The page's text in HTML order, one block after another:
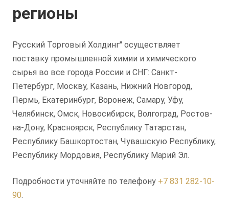
регионы
Русский Торговый Холдинг" осуществляет
поставку промышленной химии и химического
сырья во все города России и СНГ: Санкт-
Петербург, Москву, Казань, Нижний Новгород,
Пермь, Екатеринбург, Воронеж, Самару, Уфу,
Челябинск, Омск, Новосибирск, Волгоград, Ростов-
на-Дону, Красноярск, Республику Татарстан,
Республику Башкортостан, Чувашскую Республику,
Республику Мордовия, Республику Марий Эл.
Подробности уточняйте по телефону +7 831 282-10-
90.